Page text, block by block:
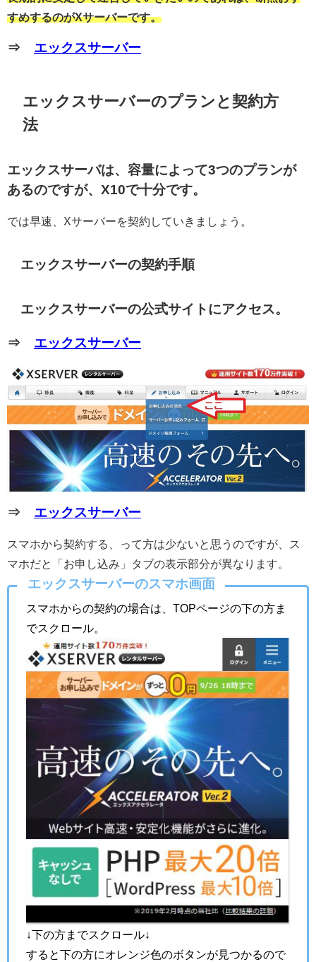
すめするのがXサーバーです。
⇒ エックスサーバー
エックスサーバーのプランと契約方
法
エックスサーバは、容量によって3つのプランが
あるのですが、X10で十分です。
では早速、Xサーバーを契約していきましょう。
エックスサーバーの契約手順
エックスサーバーの公式サイトにアクセス。
⇒ エックスサーバー
⇒ エックスサーバー
スマホから契約する、って方は少ないと思うのですが、ス
マホだと「お申し込み」タブの表示部分が異なります。
エックスサーバーのスマホ画面
スマホからの契約の場合は、TOPページの下の方ま
でスクロール。
↓下の方までスクロール↓
すると下の方にオレンジ色のボタンが見つかるので